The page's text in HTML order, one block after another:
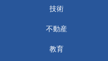
技術
不動産
教育